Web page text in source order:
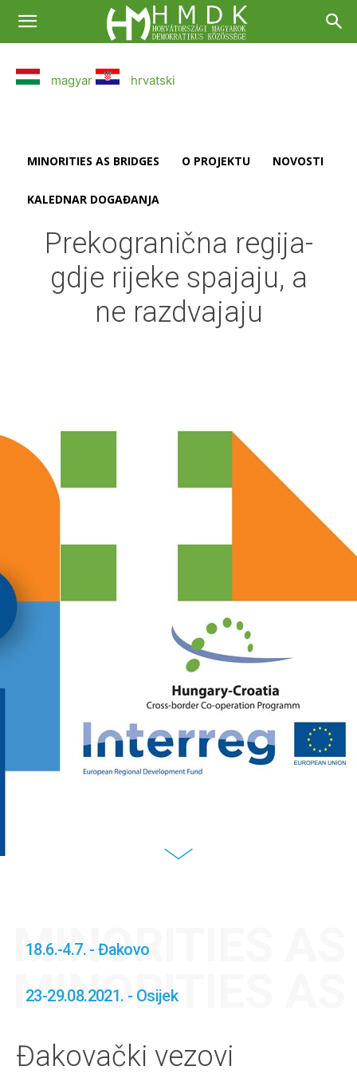
magyar hrvatski
MINORITIES AS BRIDGES O PROJEKTU NOVOSTI
KALEDNAR DOGAĐANJA
Prekogranična regija-
gdje rijeke spajaju, a
ne razdvajaju
18.6.-4.7. - Đakovo
MINORITIES
23-29.08.2021. - Osijek
MINORITIES
Đakovački vezovi